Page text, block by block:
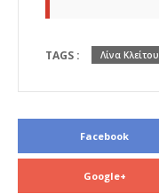
TAGS : Λίνα Κλείτου
Facebook
Google+